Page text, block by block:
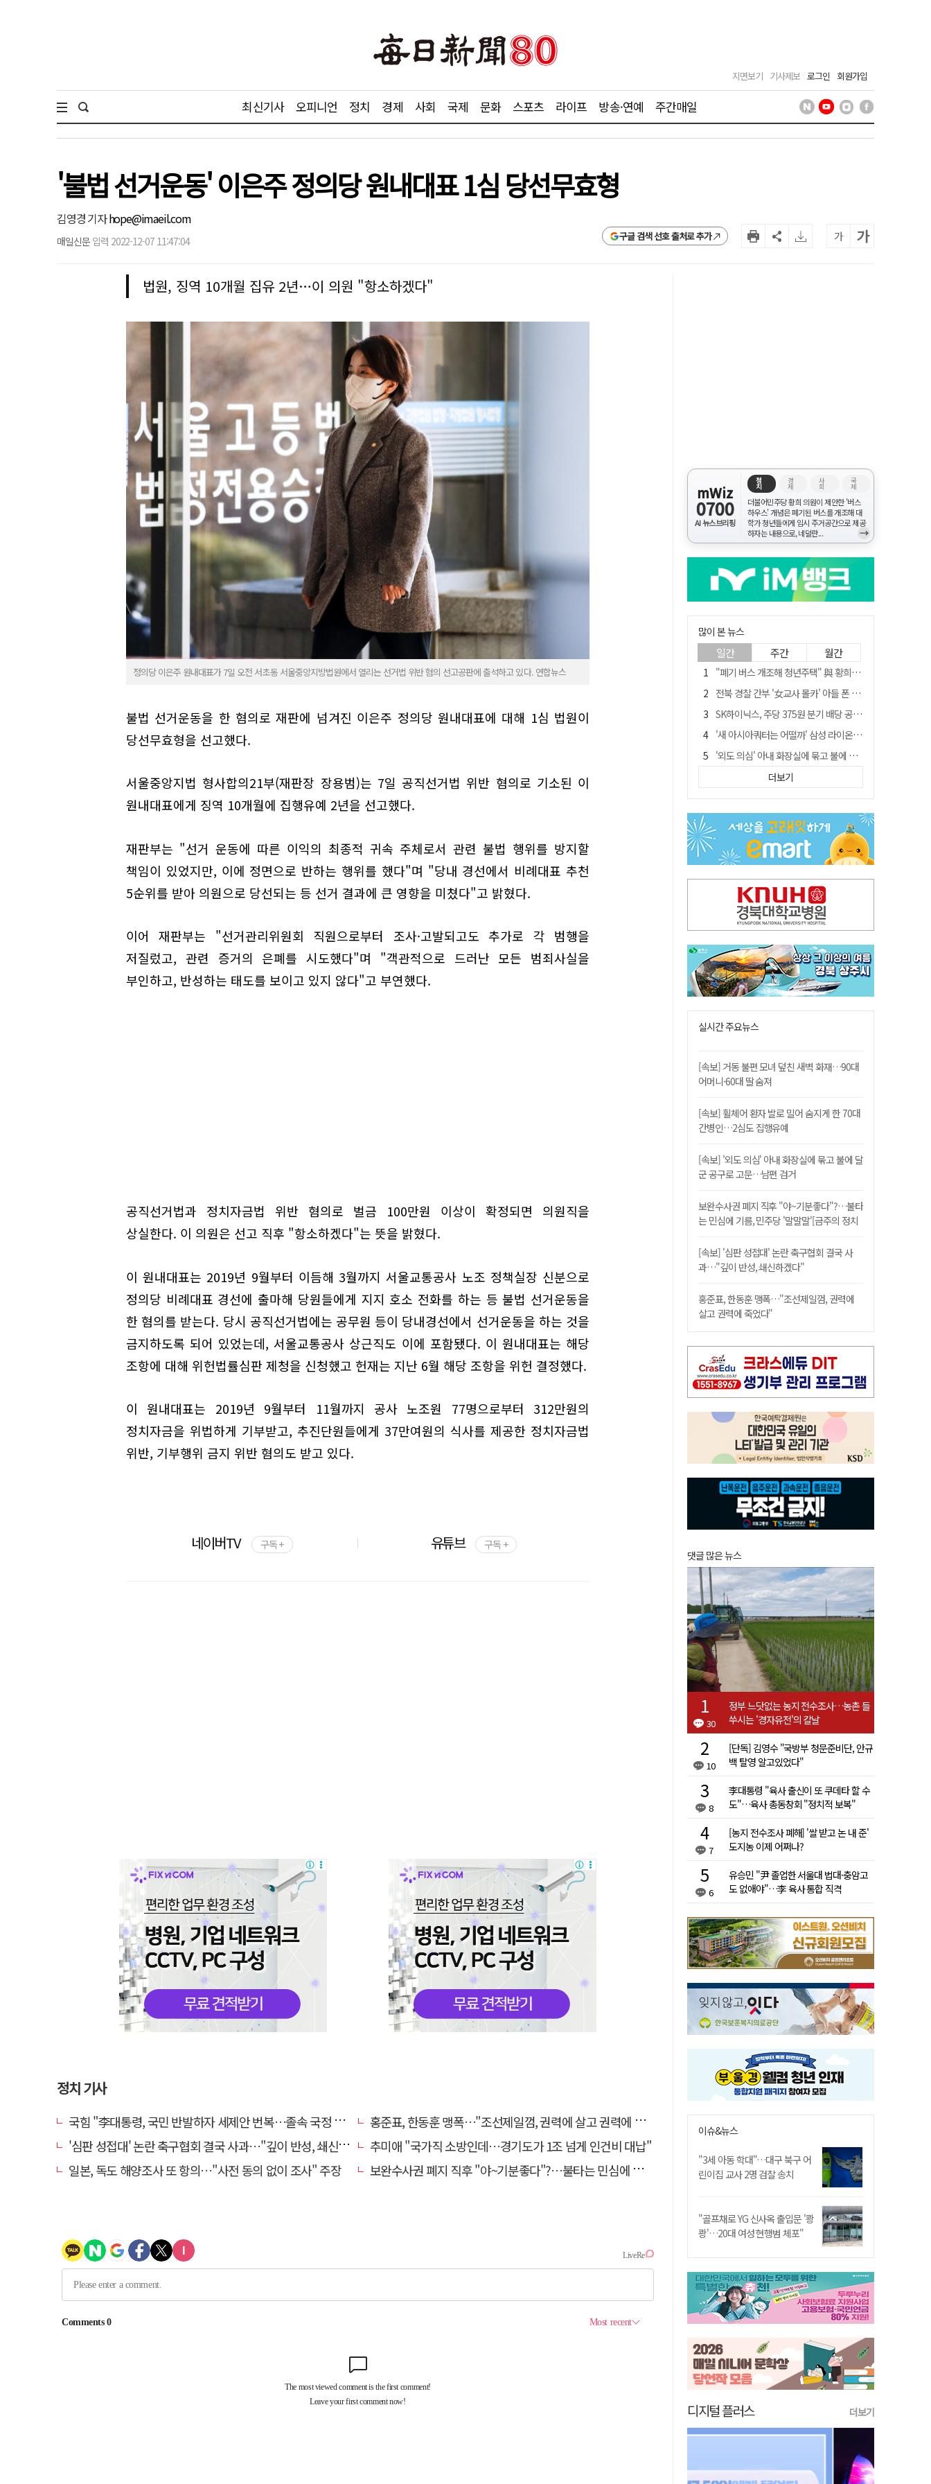
지면보기 기사제보 로그인 회원가입
최신기사 오피니언 정치 경제 사회 국제 문화 스포츠 라이프 방송·연예 주간매일
'불법 선거운동' 이은주 정의당 원내대표 1심 당선무효형
김영경 기자hope@imaeil.com
매일신문 입력 2022-12-07 11:47:04 구글 검색 선호 출처로 추가 가 가
법원, 징역 10개월 집유 2년…이 의원 "항소하겠다"
정의당 이은주 원내대표가 7일 오전 서초동 서울중앙지방법원에서 열리는 선거법 위반 혐의 선고공판에 출석하고 있다. 연합뉴스
불법 선거운동을 한 혐의로 재판에 넘겨진 이은주 정의당 원내대표에 대해 1심 법원이
당선무효형을 선고했다.
서울중앙지법 형사합의21부(재판장 장용범)는 7일 공직선거법 위반 혐의로 기소된 이
원내대표에게 징역 10개월에 집행유예 2년을 선고했다.
재판부는 "선거 운동에 따른 이익의 최종적 귀속 주체로서 관련 불법 행위를 방지할
책임이 있었지만, 이에 정면으로 반하는 행위를 했다"며 "당내 경선에서 비례대표 추천
5순위를 받아 의원으로 당선되는 등 선거 결과에 큰 영향을 미쳤다"고 밝혔다.
이어 재판부는 "선거관리위원회 직원으로부터 조사·고발되고도 추가로 각 범행을
저질렀고, 관련 증거의 은폐를 시도했다"며 "객관적으로 드러난 모든 범죄사실을
부인하고, 반성하는 태도를 보이고 있지 않다"고 부연했다.
공직선거법과 정치자금법 위반 혐의로 벌금 100만원 이상이 확정되면 의원직을
상실한다. 이 의원은 선고 직후 "항소하겠다"는 뜻을 밝혔다.
이 원내대표는 2019년 9월부터 이듬해 3월까지 서울교통공사 노조 정책실장 신분으로
정의당 비례대표 경선에 출마해 당원들에게 지지 호소 전화를 하는 등 불법 선거운동을
한 혐의를 받는다. 당시 공직선거법에는 공무원 등이 당내경선에서 선거운동을 하는 것을
금지하도록 되어 있었는데, 서울교통공사 상근직도 이에 포함됐다. 이 원내대표는 해당
조항에 대해 위헌법률심판 제청을 신청했고 헌재는 지난 6월 해당 조항을 위헌 결정했다.
이 원내대표는 2019년 9월부터 11월까지 공사 노조원 77명으로부터 312만원의
정치자금을 위법하게 기부받고, 추진단원들에게 37만여원의 식사를 제공한 정치자금법
위반, 기부행위 금지 위반 혐의도 받고 있다.
네이버TV 구독 + 유튜브 구독 +
정치 기사
국힘 "李대통령, 국민 반발하자 세제안 번복…졸속 국정 즉각 중단"
홍준표, 한동훈 맹폭…"조선제일껌, 권력에 살고 권력에 죽었다"
'심판 성접대' 논란 축구협회 결국 사과…"깊이 반성, 쇄신하겠다"
추미애 "국가직 소방인데…경기도가 1조 넘게 인건비 대납"
일본, 독도 해양조사 또 항의…"사전 동의 없이 조사" 주장
보완수사권 폐지 직후 "야~기분좋다"?…불타는 민심에 기름, 민주당 '말말말'[금주의 정치舌전]
mWiz
0700
AI 뉴스브리핑
정
치
경
제
사
회
국
제
더불어민주당 황희 의원이 제안한 '버스
하우스' 개념은 폐기된 버스를 개조해 대
학가 청년들에게 임시 주거공간으로 제공
하자는 내용으로, 네덜란...
→
많이 본 뉴스
일간 주간 월간
"폐기 버스 개조해 청년주택" 與 황희…'딸 학비는 年 4200만원'
전북 경찰 간부 '女교사 몰카' 아들 폰 부수고…"처벌 못하는 사안" 내부망에 글
SK하이닉스, 주당 375원 분기 배당 공시…"3분기 중 주주환원 방안 확정"
'새 아시아쿼터는 어떨까' 삼성 라이온즈, 새 얼굴 투수 미야모리 영입
'외도 의심' 아내 화장실에 묶고 불에 달군 공구로 고문…남편 검거
박권현 청도군수, '햇빛 연금 사업' 공약 시동걸어
한국 축구, 심판 성접대 경기서 '무패'…당시 올림픽 감독은 홍명보 [영상]
김병삼 경북 영천시장, 이번엔 국회 공략…'마사회 본사 이전·광역교통망 확충' 요청
경찰, 9월 초부터 상피제 전격 실시…가족 사건 수사 못해
더보기
실시간 주요뉴스
[속보] 거동 불편 모녀 덮친 새벽 화재…90대
어머니·60대 딸 숨져
[속보] 휠체어 환자 발로 밀어 숨지게 한 70대
간병인…2심도 집행유예
[속보] '외도 의심' 아내 화장실에 묶고 불에 달
군 공구로 고문…남편 검거
보완수사권 폐지 직후 "야~기분좋다"?…불타
는 민심에 기름, 민주당 '말말말'[금주의 정치
[속보] '심판 성접대' 논란 축구협회 결국 사
과…"깊이 반성, 쇄신하겠다"
홍준표, 한동훈 맹폭…"조선제일껌, 권력에
살고 권력에 죽었다"
댓글 많은 뉴스
30
정부 느닷없는 농지 전수조사…농촌 들
쑤시는 '경자유전'의 칼날
10
[단독] 김영수 "국방부 청문준비단, 안규
백 탈영 알고있었다"
8
李대통령 "육사 출신이 또 쿠데타 할 수
도"…육사 총동창회 "정치적 보복"
7
[농지 전수조사 폐해] '쌀 받고 논 내 준'
도지농 이제 어쩌나?
6
유승민 "尹 졸업한 서울대 법대·충암고
도 없애야"…李 육사 통합 직격
이슈&뉴스
"3세 아동 학대"…대구 북구 어
린이집 교사 2명 검찰 송치
"골프채로 YG 신사옥 출입문 '쾅
쾅'…20대 여성 현행범 체포"
디지털 플러스 더보기